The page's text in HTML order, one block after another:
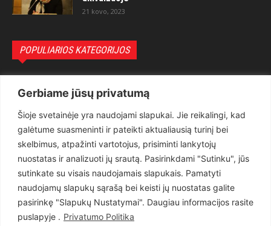
Gerbiame jūsų privatumą
Šioje svetainėje yra naudojami slapukai. Jie reikalingi, kad
galėtume suasmeninti ir pateikti aktualiausią turinį bei
skelbimus, atpažinti vartotojus, prisiminti lankytojų
nuostatas ir analizuoti jų srautą. Pasirinkdami "Sutinku", jūs
sutinkate su visais naudojamais slapukais. Pamatyti
naudojamų slapukų sąrašą bei keisti jų nuostatas galite
pasirinkę "Slapukų Nustatymai". Daugiau informacijos rasite
puslapyje . Privatumo Politika
21 kovo, 2023
POPULIARIOS KATEGORIJOS
Teisėsauga
1497
Aktualu
Lietuva
619
Pasaulis
Статьи на русском
Articles in english